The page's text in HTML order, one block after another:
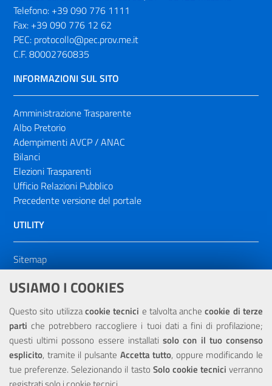
USIAMO I COOKIES
Questo sito utilizzacookie tecnici e talvolta anchecookie di terze
parti che potrebbero raccogliere i tuoi dati a fini di profilazione;
questi ultimi possono essere installatisolo con il tuo consenso
esplicito, tramite il pulsante Accetta tutto, oppure modificando le
tue preferenze. Selezionando il tasto Solo cookie tecnici verranno
Telefono: +39 090 776 1111
Fax: +39 090 776 12 62
PEC: protocollo@pec.prov.me.it
C.F. 80002760835
INFORMAZIONI SUL SITO
Amministrazione Trasparente
Albo Pretorio
Adempimenti AVCP / ANAC
Bilanci
Elezioni Trasparenti
Ufficio Relazioni Pubblico
Precedente versione del portale
UTILITY
Sitemap
Dichiarazione di accessibilità
NOTE LEGALI
Privacy